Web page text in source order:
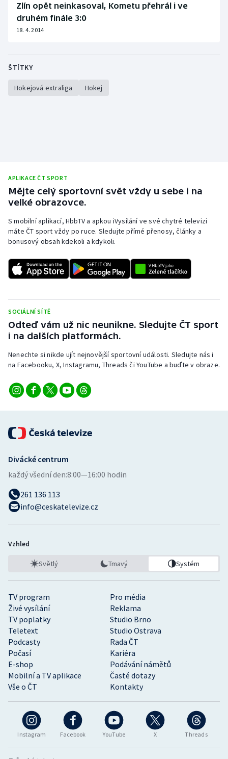
Zlín opět neinkasoval, Kometu přehrál i ve
druhém finále 3:0
18. 4. 2014
ŠTÍTKY
Hokejová extraliga Hokej
APLIKACE ČT SPORT
Mějte celý sportovní svět vždy u sebe i na
velké obrazovce.
S mobilní aplikací, HbbTV a apkou iVysílání ve své chytré televizi
máte ČT sport vždy po ruce. Sledujte přímé přenosy, články a
bonusový obsah kdekoli a kdykoli.
SOCIÁLNÍ SÍTĚ
Odteď vám už nic neunikne. Sledujte ČT sport
i na dalších platformách.
Nenechte si nikde ujít nejnovější sportovní události. Sledujte nás i
na Facebooku, X, Instagramu, Threads či YouTube a buďte v obraze.
Instagram Facebook YouTube X Threads
TV program
Pro média
Živé vysílání
Reklama
TV poplatky
Studio Brno
Teletext
Studio Ostrava
Podcasty
Rada ČT
Počasí
Kariéra
E-shop
Podávání námětů
Mobilní a TV aplikace
Časté dotazy
Vše o ČT
Kontakty
Divácké centrum
každý všední den:8:00—16:00 hodin
261 136 113
info@ceskatelevize.cz
Vzhled
Světlý Tmavý Systém